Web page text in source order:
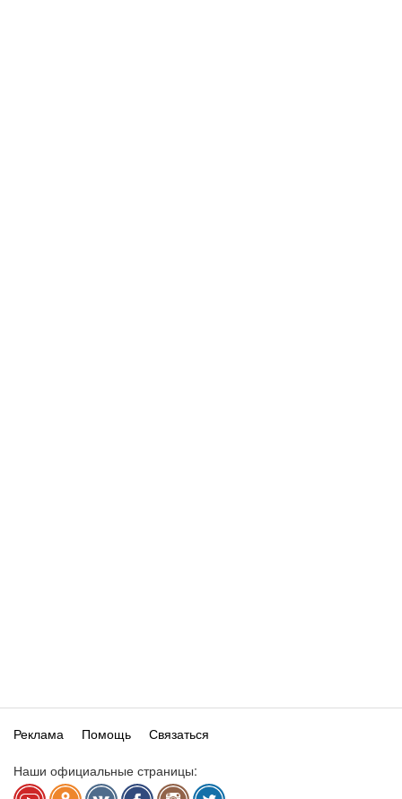
Реклама Помощь Связаться
Наши официальные страницы: